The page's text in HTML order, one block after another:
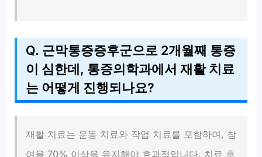
Q. 근막통증증후군으로 2개월째 통증
이 심한데, 통증의학과에서 재활 치료
는 어떻게 진행되나요?
재활 치료는 운동 치료와 작업 치료를 포함하며, 참
여율 70% 이상을 유지해야 효과적입니다. 치료 후